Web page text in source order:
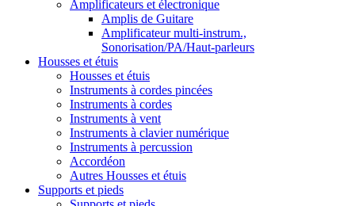
Amplificateurs et électronique
Amplis de Guitare
Amplificateur multi-instrum.,
Sonorisation/PA/Haut-parleurs
Housses et étuis
Housses et étuis
Instruments à cordes pincées
Instruments à cordes
Instruments à vent
Instruments à clavier numérique
Instruments à percussion
Accordéon
Autres Housses et étuis
Supports et pieds